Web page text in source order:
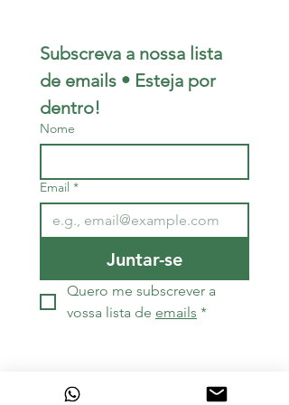
Subscreva a nossa lista
de emails • Esteja por
dentro!
Nome
Email *
Juntar-se
Quero me subscrever a
vossa lista de emails *